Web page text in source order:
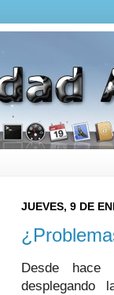
JUEVES, 9 DE
Desde